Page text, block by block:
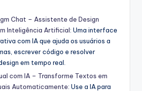
Chat – Assistente de Design
Inteligência Artificial: Uma interface
com IA que ajuda os usuários a
escrever código e resolver
em tempo real.
com IA – Transforme Textos em
Automaticamente: Use a IA para